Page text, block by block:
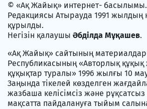
© «Ақ Жайық» интернет- басылымы.
Редакциясы Атырауда 1991 жылдың
құрылды.
Негізін қалаушы Әбділда Мұқашев.
«Ақ Жайық» сайтының
Республикасының «Авторлық құқық
құқықтар туралы» 1996 жылғы 10
Заңында тікелей көзделген
жазбаша келісімсіз және рұқсатсыз
мақсатта пайдалануға тыйым